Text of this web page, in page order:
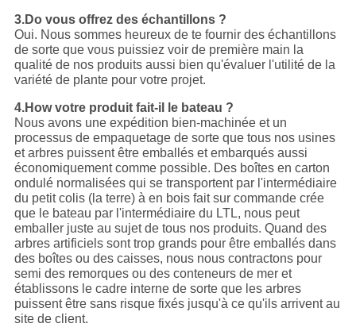
3.Do vous offrez des échantillons ?
Oui. Nous sommes heureux de te fournir des échantillons
de sorte que vous puissiez voir de première main la
qualité de nos produits aussi bien qu'évaluer l'utilité de la
variété de plante pour votre projet.
4.How votre produit fait-il le bateau ?
Nous avons une expédition bien-machinée et un
processus de empaquetage de sorte que tous nos usines
et arbres puissent être emballés et embarqués aussi
économiquement comme possible. Des boîtes en carton
ondulé normalisées qui se transportent par l'intermédiaire
du petit colis (la terre) à en bois fait sur commande crée
que le bateau par l'intermédiaire du LTL, nous peut
emballer juste au sujet de tous nos produits. Quand des
arbres artificiels sont trop grands pour être emballés dans
des boîtes ou des caisses, nous nous contractons pour
semi des remorques ou des conteneurs de mer et
établissons le cadre interne de sorte que les arbres
puissent être sans risque fixés jusqu'à ce qu'ils arrivent au
site de client.